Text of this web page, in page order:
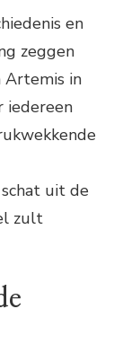
en
zeggen
Artemis in
iedereen
uit de
zult